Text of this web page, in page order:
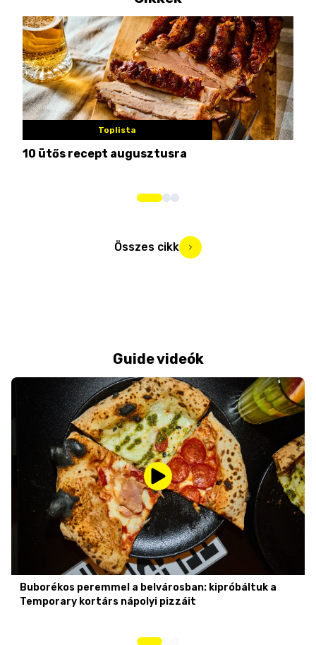
Toplista
10 ütős recept augusztusra
Összes cikk
Guide videók
Buborékos peremmel a belvárosban: kipróbáltuk a
Temporary kortárs nápolyi pizzáit